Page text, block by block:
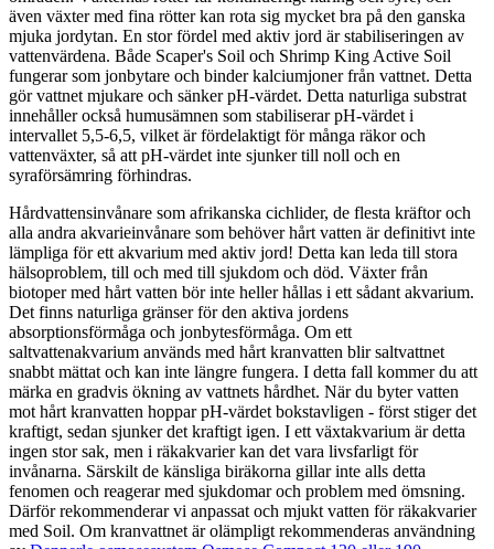
även växter med fina rötter kan rota sig mycket bra på den ganska
mjuka jordytan. En stor fördel med aktiv jord är stabiliseringen av
vattenvärdena. Både Scaper's Soil och Shrimp King Active Soil
fungerar som jonbytare och binder kalciumjoner från vattnet. Detta
gör vattnet mjukare och sänker pH-värdet. Detta naturliga substrat
innehåller också humusämnen som stabiliserar pH-värdet i
intervallet 5,5-6,5, vilket är fördelaktigt för många räkor och
vattenväxter, så att pH-värdet inte sjunker till noll och en
syraförsämring förhindras.
Hårdvattensinvånare som afrikanska cichlider, de flesta kräftor och
alla andra akvarieinvånare som behöver hårt vatten är definitivt inte
lämpliga för ett akvarium med aktiv jord! Detta kan leda till stora
hälsoproblem, till och med till sjukdom och död. Växter från
biotoper med hårt vatten bör inte heller hållas i ett sådant akvarium.
Det finns naturliga gränser för den aktiva jordens
absorptionsförmåga och jonbytesförmåga. Om ett
saltvattenakvarium används med hårt kranvatten blir saltvattnet
snabbt mättat och kan inte längre fungera. I detta fall kommer du att
märka en gradvis ökning av vattnets hårdhet. När du byter vatten
mot hårt kranvatten hoppar pH-värdet bokstavligen - först stiger det
kraftigt, sedan sjunker det kraftigt igen. I ett växtakvarium är detta
ingen stor sak, men i räkakvarier kan det vara livsfarligt för
invånarna. Särskilt de känsliga biräkorna gillar inte alls detta
fenomen och reagerar med sjukdomar och problem med ömsning.
Därför rekommenderar vi anpassat och mjukt vatten för räkakvarier
med Soil. Om kranvattnet är olämpligt rekommenderas användning